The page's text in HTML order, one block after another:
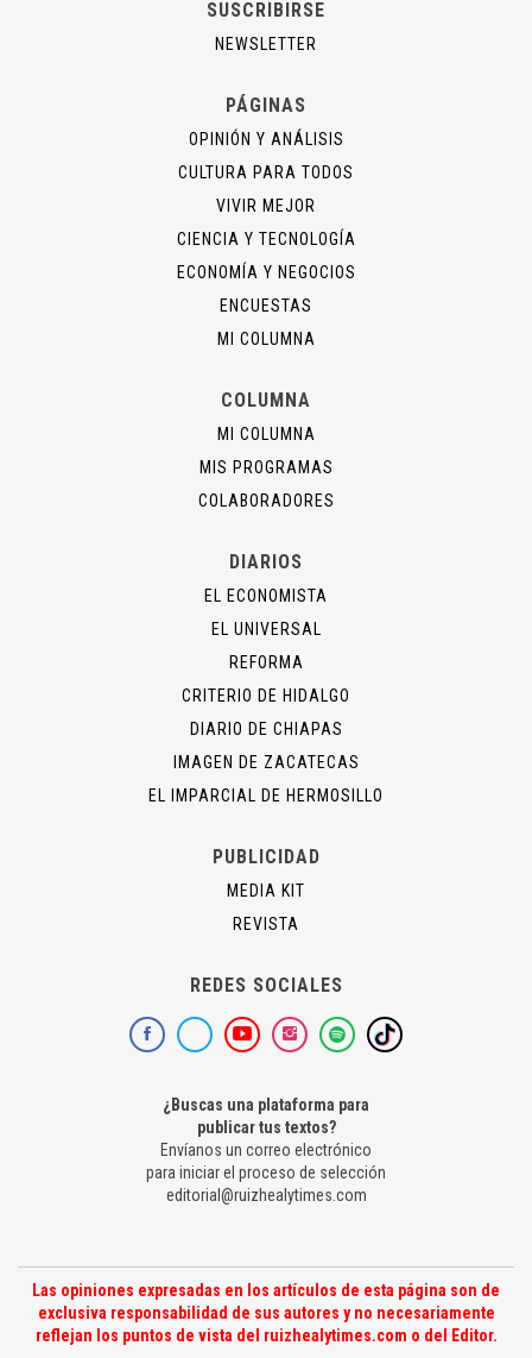
SUSCRIBIRSE
NEWSLETTER
PÁGINAS
OPINIÓN Y ANÁLISIS
CULTURA PARA TODOS
VIVIR MEJOR
CIENCIA Y TECNOLOGÍA
ECONOMÍA Y NEGOCIOS
ENCUESTAS
MI COLUMNA
COLUMNA
MI COLUMNA
MIS PROGRAMAS
COLABORADORES
DIARIOS
EL ECONOMISTA
EL UNIVERSAL
REFORMA
CRITERIO DE HIDALGO
DIARIO DE CHIAPAS
IMAGEN DE ZACATECAS
EL IMPARCIAL DE HERMOSILLO
PUBLICIDAD
MEDIA KIT
REVISTA
REDES SOCIALES
¿Buscas una plataforma para
publicar tus textos?
Envíanos un correo electrónico
para iniciar el proceso de selección
editorial@ruizhealytimes.com
Las opiniones expresadas en los artículos de esta página son de
exclusiva responsabilidad de sus autores y no necesariamente
reflejan los puntos de vista del ruizhealytimes.com o del Editor.